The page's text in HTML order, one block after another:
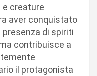
e creature
aver conquistato
presenza di spiriti
contribuisce a
il protagonista